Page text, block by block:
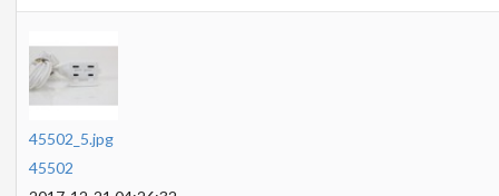
45502_5.jpg
45502